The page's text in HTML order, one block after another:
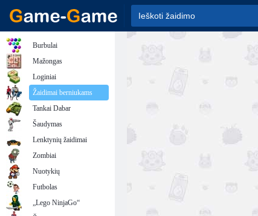
Burbulai
Mažongas
Loginiai
Žaidimai berniukams
Tankai Dabar
Šaudymas
Lenktynių žaidimai
Zombiai
Nuotykių
Futbolas
„Lego NinjaGo“